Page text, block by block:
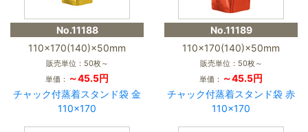
No.11188
110×170(140)×50mm
販売単位：50枚～
単価： ～45.5円
チャック付蒸着スタンド袋 金
110×170
No.11189
110×170(140)×50mm
販売単位：50枚～
単価： ～45.5円
チャック付蒸着スタンド袋 赤
110×170